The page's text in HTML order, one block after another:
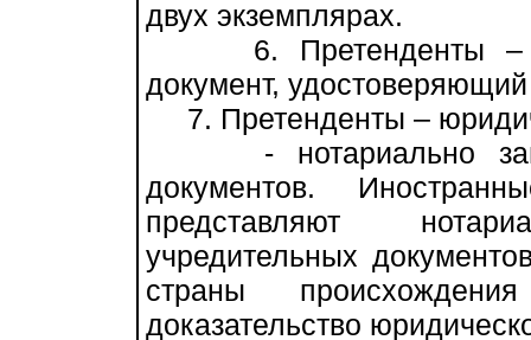
двух экземплярах.
6. Претенденты –
документ,
7. Претенденты –
- нотариально
документов.
представляют
учредительных
страны
доказательство